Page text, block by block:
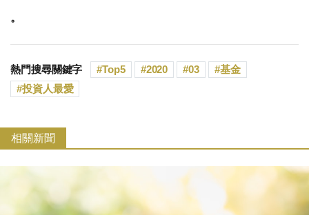
。
熱門搜尋關鍵字 Top5 2020 03
基金
投資人最愛
相關新聞